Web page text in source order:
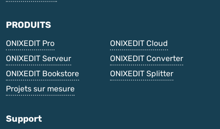
PRODUITS
ONIXEDIT Pro
ONIXEDIT Cloud
ONIXEDIT Serveur
ONIXEDIT Converter
ONIXEDIT Bookstore
ONIXEDIT Splitter
Projets sur mesure
Support